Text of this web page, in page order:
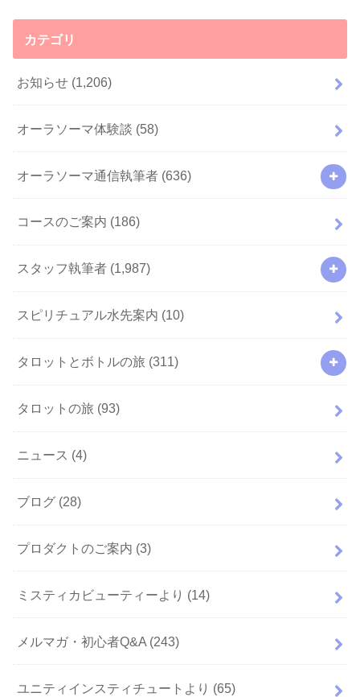
カテゴリ
お知らせ (1,206)
オーラソーマ体験談 (58)
オーラソーマ通信執筆者 (636)
コースのご案内 (186)
スタッフ執筆者 (1,987)
スピリチュアル水先案内 (10)
タロットとボトルの旅 (311)
タロットの旅 (93)
ニュース (4)
ブログ (28)
プロダクトのご案内 (3)
ミスティカビューティーより (14)
メルマガ・初心者Q&A (243)
ユニティインスティチュートより (65)